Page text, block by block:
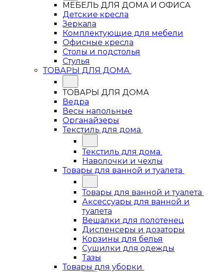
МЕБЕЛЬ ДЛЯ ДОМА И ОФИСА
Детские кресла
Зеркала
Комплектующие для мебели
Офисные кресла
Столы и подстолья
Стулья
ТОВАРЫ ДЛЯ ДОМА
ТОВАРЫ ДЛЯ ДОМА
Ведра
Весы напольные
Органайзеры
Текстиль для дома
Текстиль для дома
Наволочки и чехлы
Товары для ванной и туалета
Товары для ванной и туалета
Аксессуары для ванной и
туалета
Вешалки для полотенец
Диспенсеры и дозаторы
Корзины для белья
Сушилки для одежды
Тазы
Товары для уборки